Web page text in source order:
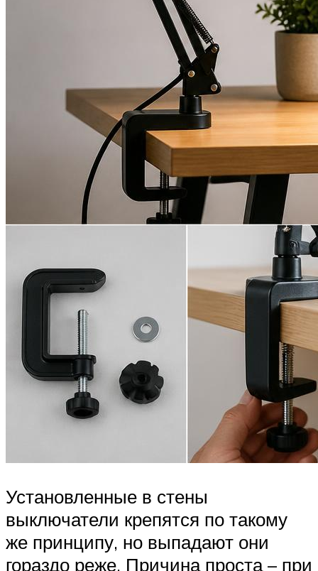
Установленные в стены
выключатели крепятся по такому
же принципу, но выпадают они
гораздо реже. Причина проста – при